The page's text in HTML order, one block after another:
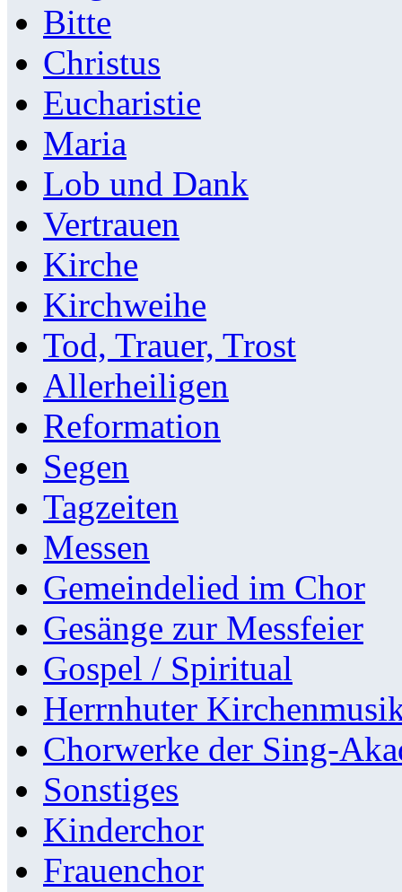
Bitte
Christus
Eucharistie
Maria
Lob und Dank
Vertrauen
Kirche
Kirchweihe
Tod, Trauer, Trost
Allerheiligen
Reformation
Segen
Tagzeiten
Messen
Gemeindelied im Chor
Gesänge zur Messfeier
Gospel / Spiritual
Herrnhuter
Chorwerke der Sing-
Sonstiges
Kinderchor
Frauenchor